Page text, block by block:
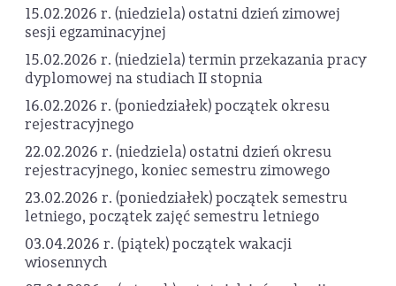
15.02.2026 r. (niedziela) ostatni dzień zimowej
sesji egzaminacyjnej
15.02.2026 r. (niedziela) termin przekazania pracy
dyplomowej na studiach II stopnia
16.02.2026 r. (poniedziałek) początek okresu
rejestracyjnego
22.02.2026 r. (niedziela) ostatni dzień okresu
rejestracyjnego, koniec semestru zimowego
23.02.2026 r. (poniedziałek) początek semestru
letniego, początek zajęć semestru letniego
03.04.2026 r. (piątek) początek wakacji
wiosennych